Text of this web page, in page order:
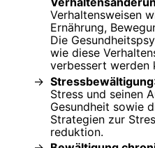
Verhaltensweisen
Ernährung,
Die
wie diese
verbessert werden
Stressbewältigung
Stress und seinen
Gesundheit sowie
Strategien zur
reduktion.